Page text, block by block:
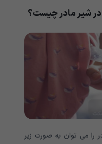
شیر مادر چیست؟
را می توان به صورت زیر